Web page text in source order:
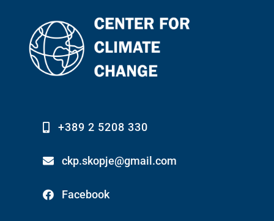
+389 2 5208 330
ckp.skopje@gmail.com
Facebook